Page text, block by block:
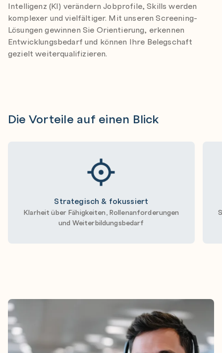
Intelligenz (KI) verändern Jobprofile, Skills werden
komplexer und vielfältiger. Mit unseren Screening-
Lösungen gewinnen Sie Orientierung, erkennen
Entwicklungsbedarf und können Ihre Belegschaft
gezielt weiterqualifizieren.
Die Vorteile auf einen Blick
Strategisch & fokussiert
Klarheit über Fähigkeiten, Rollenanforderungen
und Weiterbildungsbedarf